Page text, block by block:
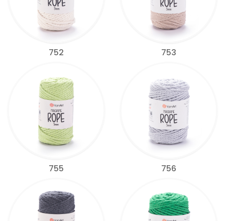
752 753
755 756